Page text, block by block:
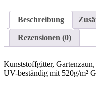
Beschreibung
Rezensionen (0)
Kunststoffgitter,
UV-beständig mit 520g/m²